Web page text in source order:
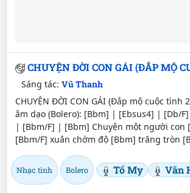
CHUYỆN ĐỜI CON GÁI (ĐẮP MỘ
Sáng tác: Vũ Thanh
CHUYỆN ĐỜI CON GÁI (Đắp mộ cuộc tình
âm dạo (Bolero): [Bbm] | [Ebsus4] | [Db/
| [Bbm/F] | [Bbm] Chuyện một người con
[Bbm/F] xuân chớm độ [Bbm] trăng tròn
Nhạc tình Bolero Tố My Văn